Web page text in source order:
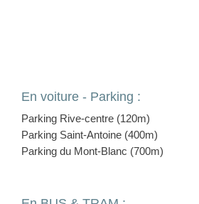
En voiture - Parking :
Parking Rive-centre (120m)
Parking Saint-Antoine (400m)
Parking du Mont-Blanc (700m)